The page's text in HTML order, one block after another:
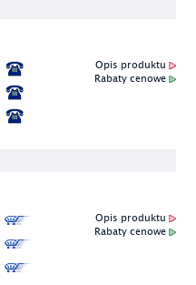
Opis produktu
Rabaty cenowe
Opis produktu
Rabaty cenowe